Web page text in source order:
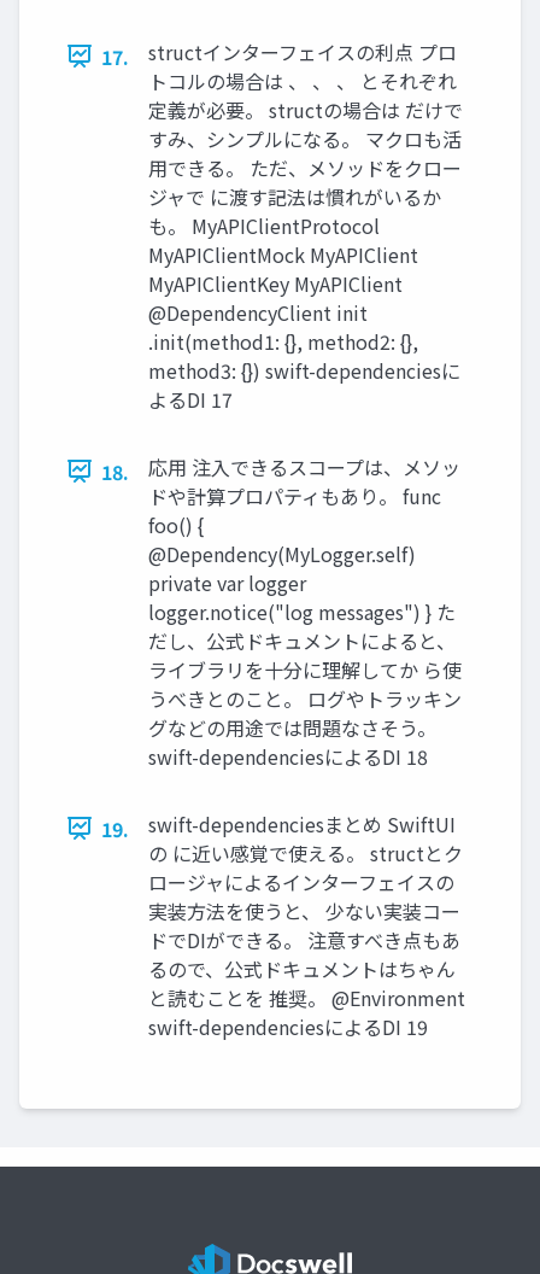
17.
structインターフェイスの利点 プロ
トコルの場合は 、 、 、 とそれぞれ
定義が必要。 structの場合は だけで
すみ、シンプルになる。 マクロも活
用できる。 ただ、メソッドをクロー
ジャで に渡す記法は慣れがいるか
も。 MyAPIClientProtocol
MyAPIClientMock MyAPIClient
MyAPIClientKey MyAPIClient
@DependencyClient init
.init(method1: {}, method2: {},
method3: {}) swift-dependenciesに
よるDI 17
18.
応用 注入できるスコープは、メソッ
ドや計算プロパティもあり。 func
foo() {
@Dependency(MyLogger.self)
private var logger
logger.notice("log messages") } た
だし、公式ドキュメントによると、
ライブラリを十分に理解してか ら使
うべきとのこと。 ログやトラッキン
グなどの用途では問題なさそう。
swift-dependenciesによるDI 18
19.
swift-dependenciesまとめ SwiftUI
の に近い感覚で使える。 structとク
ロージャによるインターフェイスの
実装方法を使うと、 少ない実装コー
ドでDIができる。 注意すべき点もあ
るので、公式ドキュメントはちゃん
と読むことを 推奨。 @Environment
swift-dependenciesによるDI 19